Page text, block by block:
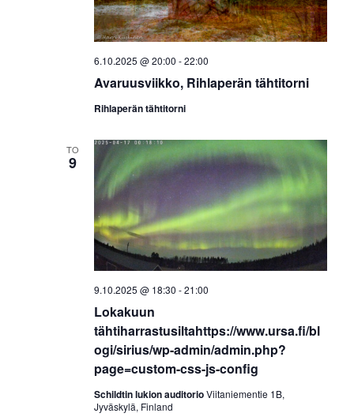
Avaruusviikko, Rihlaperän tähtitorni
6.10.2025 @ 20:00 -22:00
Rihlaperän tähtitorni
TO
9
Lokakuun
tähtiharrastusiltahttps://www.ursa.fi/bl
ogi/sirius/wp-admin/admin.php?
page=custom-css-js-config
9.10.2025 @ 18:30 -21:00
Schildtin lukion auditorioViitaniementie 1B,
Jyväskylä, Finland